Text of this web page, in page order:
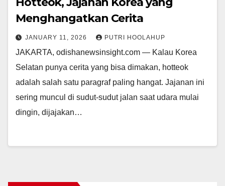
Menghangatkan Cerita
JANUARY 11, 2026 PUTRI HOOLAHUP
JAKARTA, odishanewsinsight.com — Kalau Korea
Selatan punya cerita yang bisa dimakan, hotteok
adalah salah satu paragraf paling hangat. Jajanan ini
sering muncul di sudut-sudut jalan saat udara mulai
dingin, dijajakan…